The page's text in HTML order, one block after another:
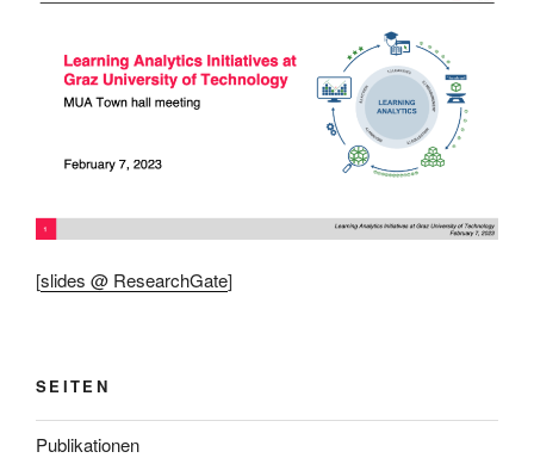
[slides @ ResearchGate]
SEITEN
Publikationen